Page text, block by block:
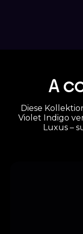
A
Diese
Violet Indigo
Luxus –